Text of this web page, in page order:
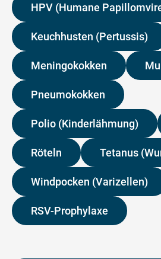
HPV (Humane
Keuchhusten (Pertussis)
Meningokokken
Pneumokokken
Polio (Kinderlähmung)
Röteln Tetanus
Windpocken (Varizellen)
RSV-Prophylaxe